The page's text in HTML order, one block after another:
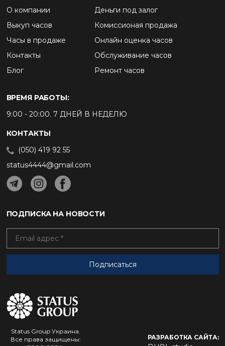
Status Group Украина.
Все права защищены:
РАЗРАБОТКА САЙТА:
О компании
Выкуп часов
Часы в продаже
Контакты
Блог
Деньги под залог
Комиссионая продажа
Онлайн оценка часов
Обслуживание часов
Ремонт часов
ВРЕМЯ РАБОТЫ:
9:00 - 20:00. 7 ДНЕЙ В НЕДЕЛЮ
КОНТАКТЫ
(050) 419 92 55
status4444@gmail.com
ПОДПИСКА НА НОВОСТИ